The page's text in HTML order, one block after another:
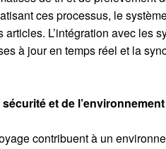
ces processus, le
articles. L’intégration avec les
à jour en temps réel et la
et de
contribuent à un